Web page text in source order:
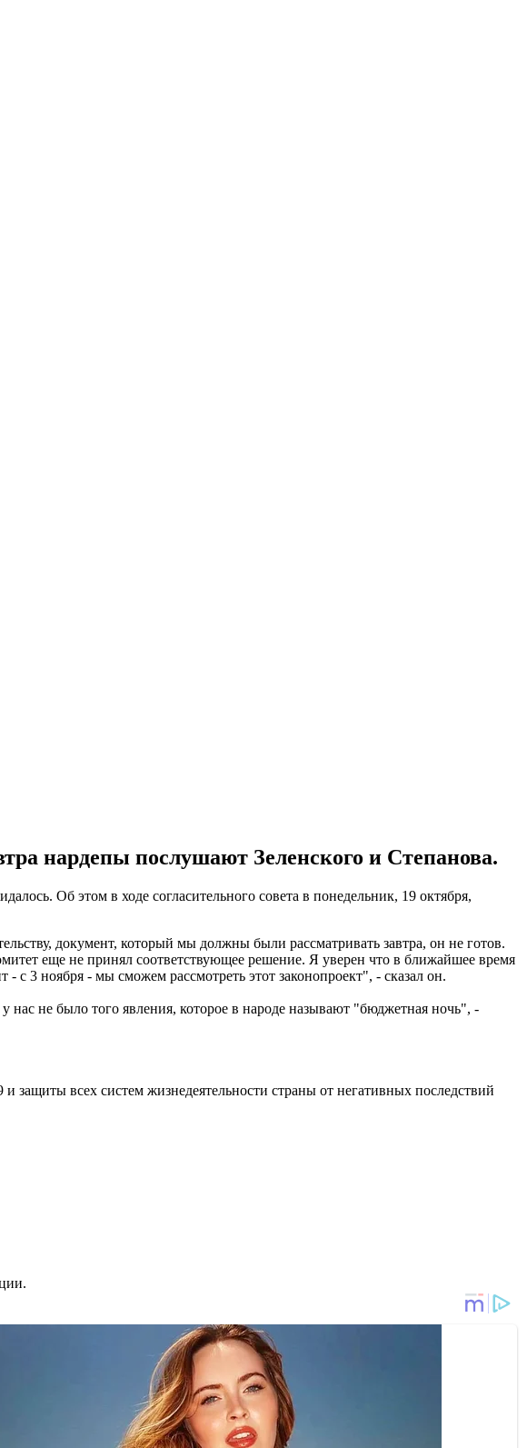
нардепы послушают Зеленского и Степанова.
Об этом в ходе согласительного совета в понедельник, 19 октября,
документ, который мы должны были рассматривать завтра, он не готов.
еще не принял соответствующее решение. Я уверен что в ближайшее время
с 3 ноября - мы сможем рассмотреть этот законопроект", - сказал он.
нас не было того явления, которое в народе называют "бюджетная ночь", -
всех систем жизнедеятельности страны от негативных последствий